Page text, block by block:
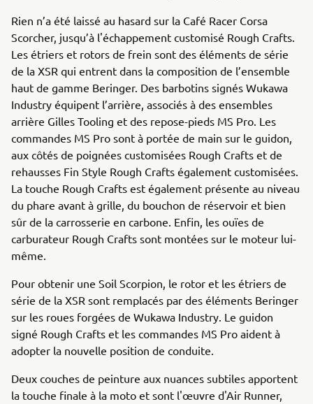
Rien n’a été laissé au hasard sur la Café Racer Corsa
Scorcher, jusqu’à l'échappement customisé Rough Crafts.
Les étriers et rotors de frein sont des éléments de série
de la XSR qui entrent dans la composition de l’ensemble
haut de gamme Beringer. Des barbotins signés Wukawa
Industry équipent l’arrière, associés à des ensembles
arrière Gilles Tooling et des repose-pieds MS Pro. Les
commandes MS Pro sont à portée de main sur le guidon,
aux côtés de poignées customisées Rough Crafts et de
rehausses Fin Style Rough Crafts également customisées.
La touche Rough Crafts est également présente au niveau
du phare avant à grille, du bouchon de réservoir et bien
sûr de la carrosserie en carbone. Enfin, les ouïes de
carburateur Rough Crafts sont montées sur le moteur lui-
même.
Pour obtenir une Soil Scorpion, le rotor et les étriers de
série de la XSR sont remplacés par des éléments Beringer
sur les roues forgées de Wukawa Industry. Le guidon
signé Rough Crafts et les commandes MS Pro aident à
adopter la nouvelle position de conduite.
Deux couches de peinture aux nuances subtiles apportent
la touche finale à la moto et sont l'œuvre d'Air Runner,